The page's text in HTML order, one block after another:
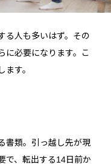
る人も多いはず。その
に必要になります。こ
す。
書類。引っ越し先が現
で、転出する14日前か